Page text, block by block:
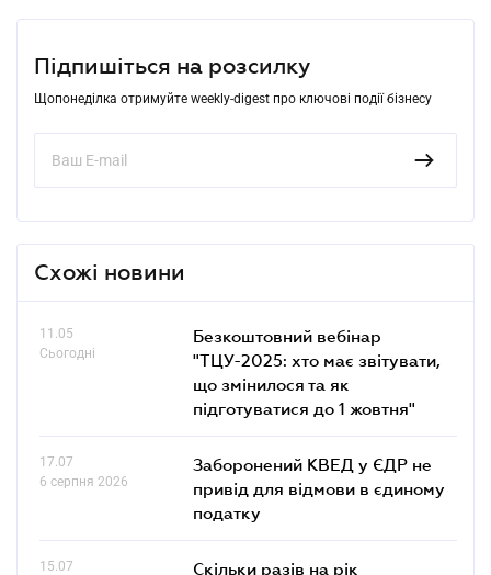
Підпишіться на розсилку
Щопонеділка отримуйте weekly-digest про ключові події бізнесу
Схожі новини
11.05
Сьогодні
Безкоштовний вебінар
"ТЦУ-2025: хто має звітувати,
що змінилося та як
підготуватися до 1 жовтня"
17.07
6 серпня 2026
Заборонений КВЕД у ЄДР не
привід для відмови в єдиному
податку
15.07
Скільки разів на рік